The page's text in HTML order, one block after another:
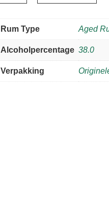
Rum Type Aged
Alcoholpercentage 38.0
Verpakking